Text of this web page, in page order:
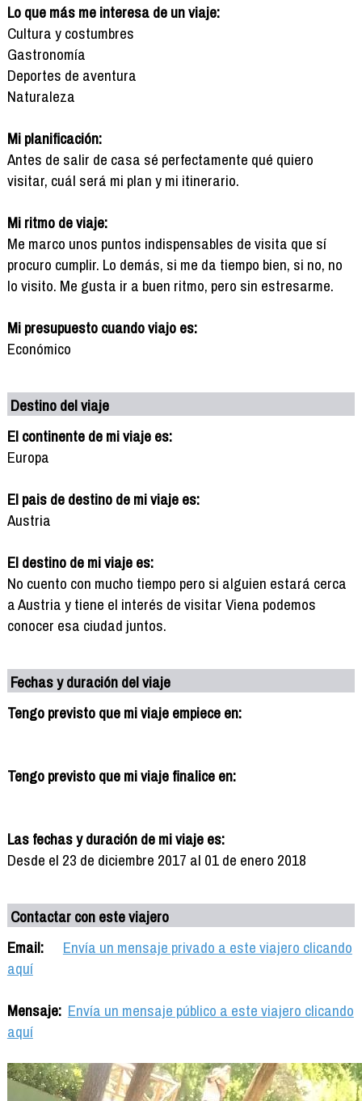
Lo que más me interesa de un viaje:
Cultura y costumbres
Gastronomía
Deportes de aventura
Naturaleza
Mi planificación:
Antes de salir de casa sé perfectamente qué quiero
visitar, cuál será mi plan y mi itinerario.
Mi ritmo de viaje:
Me marco unos puntos indispensables de visita que sí
procuro cumplir. Lo demás, si me da tiempo bien, si no, no
lo visito. Me gusta ir a buen ritmo, pero sin estresarme.
Mi presupuesto cuando viajo es:
Económico
Destino del viaje
El continente de mi viaje es:
Europa
El pais de destino de mi viaje es:
Austria
El destino de mi viaje es:
No cuento con mucho tiempo pero si alguien estará cerca
a Austria y tiene el interés de visitar Viena podemos
conocer esa ciudad juntos.
Fechas y duración del viaje
Tengo previsto que mi viaje empiece en:
Tengo previsto que mi viaje finalice en:
Las fechas y duración de mi viaje es:
Desde el 23 de diciembre 2017 al 01 de enero 2018
Contactar con este viajero
Email:
Envía un mensaje privado a este viajero clicando
aquí
Mensaje: Envía un mensaje público a este viajero clicando
aquí